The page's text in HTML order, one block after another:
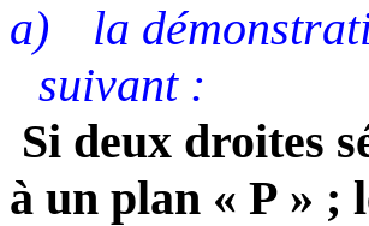
a)
la
suivant :
Si deux droites
à un plan « P » ;